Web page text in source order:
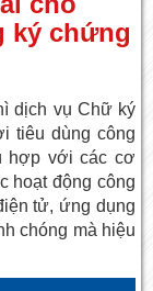
ký chứng
dịch vụ Chữ ký
tiêu dùng công
hợp với các cơ
hoạt động công
tử, ứng dụng
chóng mà hiệu